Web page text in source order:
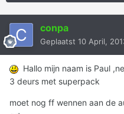
conpa
Geplaatst 10 April,
Hallo mijn naam is Paul
3 deurs met superpack
moet nog ff wennen aan de